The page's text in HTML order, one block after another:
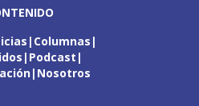
Columnas
Podcast
Nosotros